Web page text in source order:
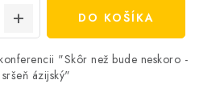
DO KOŠÍKA
"Skôr než bude neskoro -
sršeň ázijský"